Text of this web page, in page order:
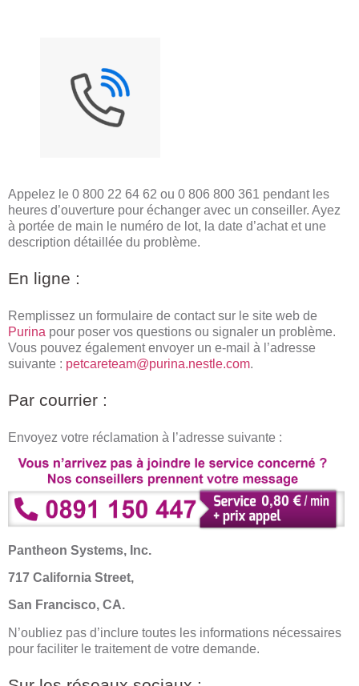
Appelez le 0 800 22 64 62 ou 0 806 800 361 pendant les
heures d’ouverture pour échanger avec un conseiller. Ayez
à portée de main le numéro de lot, la date d’achat et une
description détaillée du problème.
En ligne :
Remplissez un formulaire de contact sur le site web de
Purina pour poser vos questions ou signaler un problème.
Vous pouvez également envoyer un e-mail à l’adresse
suivante : petcareteam@purina.nestle.com.
Par courrier :
Envoyez votre réclamation à l’adresse suivante :
Pantheon Systems, Inc.
717 California Street,
San Francisco, CA.
N’oubliez pas d’inclure toutes les informations nécessaires
pour faciliter le traitement de votre demande.